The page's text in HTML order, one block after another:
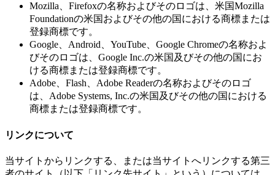
Mozilla、Firefoxの名称およびそのロゴは、米国Mozilla
Foundationの米国およびその他の国における商標または
登録商標です。
Google、Android、YouTube、Google Chromeの名称およ
びそのロゴは、Google Inc.の米国及びその他の国にお
ける商標または登録商標です。
Adobe、Flash、Adobe Readerの名称およびそのロゴ
は、Adobe Systems, Inc.の米国及びその他の国における
商標または登録商標です。
リンクについて
当サイトからリンクする、または当サイトへリンクする第三